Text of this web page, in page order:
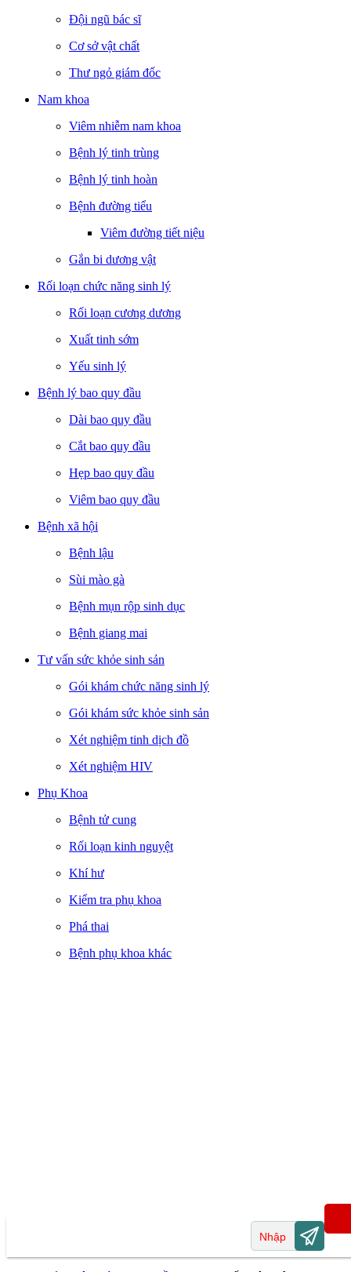
Đội ngũ bác sĩ
Cơ sở vật chất
Thư ngỏ giám đốc
Nam khoa
Viêm nhiễm nam khoa
Bệnh lý tinh trùng
Bệnh lý tinh hoàn
Bệnh đường tiểu
Viêm đường tiết niệu
Gắn bi dương vật
Rối loạn chức năng sinh lý
Rối loạn cương dương
Xuất tinh sớm
Yếu sinh lý
Bệnh lý bao quy đầu
Dài bao quy đầu
Cắt bao quy đầu
Hẹp bao quy đầu
Viêm bao quy đầu
Bệnh xã hội
Bệnh lậu
Sùi mào gà
Bệnh mụn rộp sinh dục
Bệnh giang mai
Tư vấn sức khỏe sinh sản
Gói khám chức năng sinh lý
Gói khám sức khỏe sinh sản
Xét nghiệm tinh dịch đồ
Xét nghiệm HIV
Phụ Khoa
Bệnh tử cung
Rối loạn kinh nguyệt
Khí hư
Kiểm tra phụ khoa
Phá thai
Bệnh phụ khoa khác